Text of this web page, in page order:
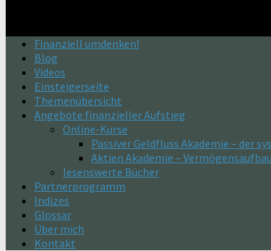
Finanziell umdenken!
Blog
Videos
Einsteigerseite
Themenübersicht
Angebote finanzieller Aufstieg
Online-Kurse
Passiver Geldfluss Akademie – der
Aktien Akademie –
lesenswerte Bücher
Partnerprogramm
Indizes
Glossar
Über mich
Kontakt